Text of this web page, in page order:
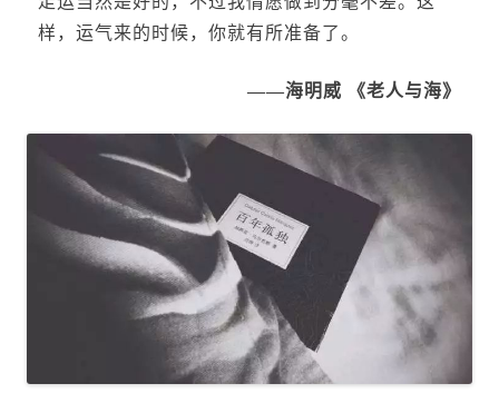
样，运气来的时候，你就有所准备了。
——海明威 《老人与海》